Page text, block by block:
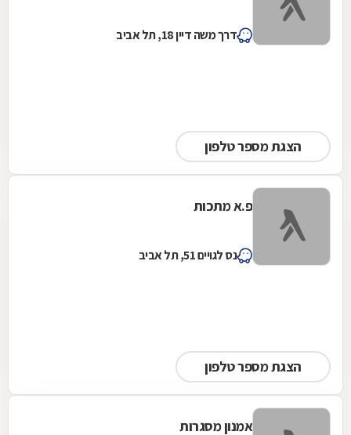
דרך משה דיין 18, תל אביב
הצגת מספר טלפון
פ.א מתכות
נס לגויים 51, תל אביב
הצגת מספר טלפון
אמנון מסגרות